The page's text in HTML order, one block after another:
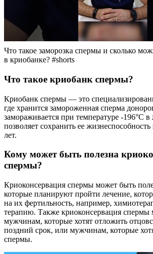
Что такое заморозка спермы и сколько
в криобанке? #shorts
Что такое криобанк спермы?
Криобанк спермы — это
где хранится замороженная сперма
замораживается при температуре -196°C
позволяет сохранить ее
лет.
Кому может быть полезна
спермы?
Криоконсервация спермы может быть
которые планируют пройти лечение,
на их фертильность, например,
терапию. Также криоконсервация спермы
мужчинам, которые хотят отложить
поздний срок, или мужчинам, которые
спермы.